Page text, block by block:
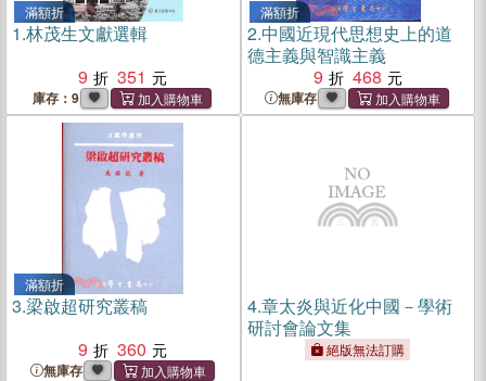
滿額折
1.林茂生文獻選輯
9
351
庫存：9
滿額折
2.中國近現代思想史上的道
德主義與智識主義
9
468
無庫存
滿額折
3.梁啟超研究叢稿
9
360
無庫存
4.章太炎與近化中國－學術
研討會論文集
絕版無法訂購